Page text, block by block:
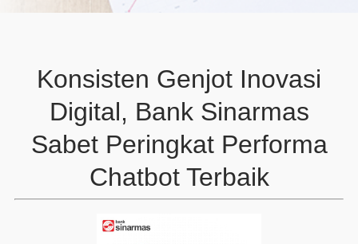
Konsisten Genjot Inovasi
Digital, Bank Sinarmas
Sabet Peringkat Performa
Chatbot Terbaik